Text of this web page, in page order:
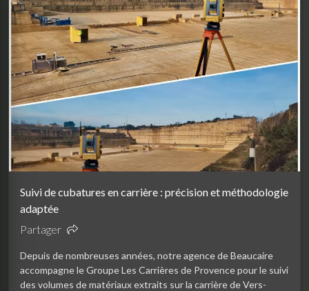
Suivi de cubatures en carrière : précision et méthodologie
adaptée
Partager
Depuis de nombreuses années, notre agence de Beaucaire
accompagne le Groupe Les Carrières de Provence pour le suivi
des volumes de matériaux extraits sur la carrière de Vers-